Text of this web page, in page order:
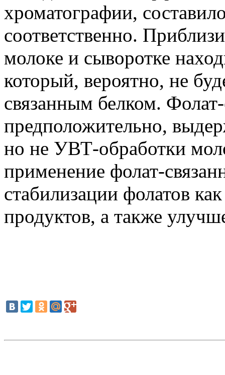
хроматографии,
соответственно.
молоке и сыворотке
который, вероятно, не
связанным белком.
предположительно,
но не УВТ-обработки
применение фолат-
стабилизации фолатов
продуктов, а также